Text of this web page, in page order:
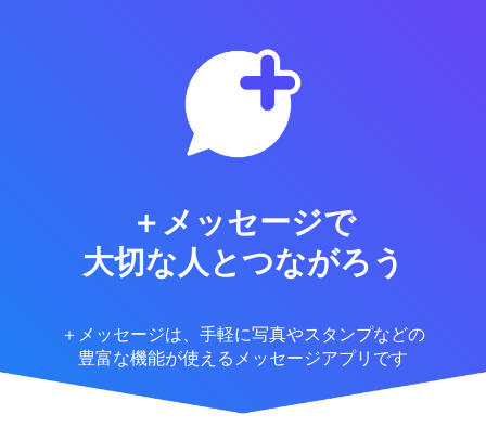
＋メッセージで
大切な人とつながろう
＋メッセージは、手軽に写真やスタンプなどの
豊富な機能が使えるメッセージアプリです